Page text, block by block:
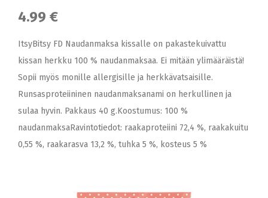
4.99 €
ItsyBitsy FD Naudanmaksa kissalle on pakastekuivattu
kissan herkku 100 % naudanmaksaa. Ei mitään ylimääräistä!
Sopii myös monille allergisille ja herkkävatsaisille.
Runsasproteiininen naudanmaksanami on herkullinen ja
sulaa hyvin. Pakkaus 40 g.Koostumus: 100 %
naudanmaksaRavintotiedot: raakaproteiini 72,4 %, raakakuitu
0,55 %, raakarasva 13,2 %, tuhka 5 %, kosteus 5 %